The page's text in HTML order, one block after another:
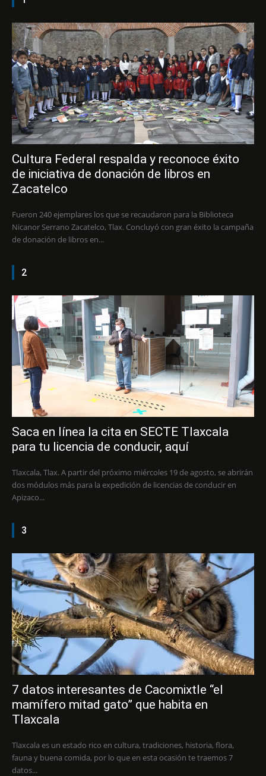
Cultura Federal respalda y reconoce éxito
de iniciativa de donación de libros en
Zacatelco
Fueron 240 ejemplares los que se recaudaron para la Biblioteca
Nicanor Serrano Zacatelco, Tlax. Concluyó con gran éxito la campaña
de donación de libros en...
2
Saca en línea la cita en SECTE Tlaxcala
para tu licencia de conducir, aquí
Tlaxcala, Tlax. A partir del próximo miércoles 19 de agosto, se abrirán
dos módulos más para la expedición de licencias de conducir en
Apizaco...
3
7 datos interesantes de Cacomixtle “el
mamífero mitad gato” que habita en
Tlaxcala
Tlaxcala es un estado rico en cultura, tradiciones, historia, flora,
fauna y buena comida, por lo que en esta ocasión te traemos 7
datos...